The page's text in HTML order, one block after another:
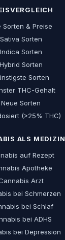
Sorten & Preise
Sativa Sorten
Indica Sorten
Hybrid Sorten
Sorten
THC-Gehalt
Neue Sorten
(>25% THC)
ALS MEDIZIN
auf Rezept
Apotheke
Arzt
bei Schmerzen
bei Schlaf
bei ADHS
bei Depression